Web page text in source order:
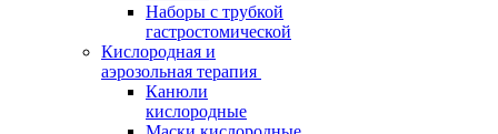
Наборы с трубкой
гастростомической
Кислородная и
аэрозольная терапия
Канюли
кислородные